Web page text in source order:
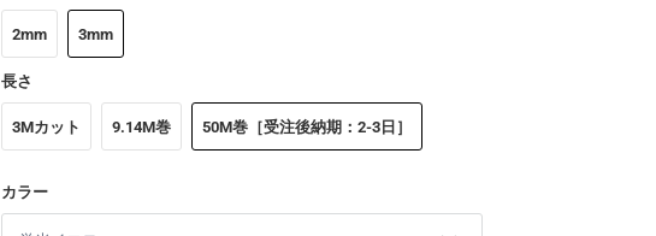
2mm 3mm
長さ
3Mカット 9.14M巻 50M巻［受注後納期：2-3日］
カラー